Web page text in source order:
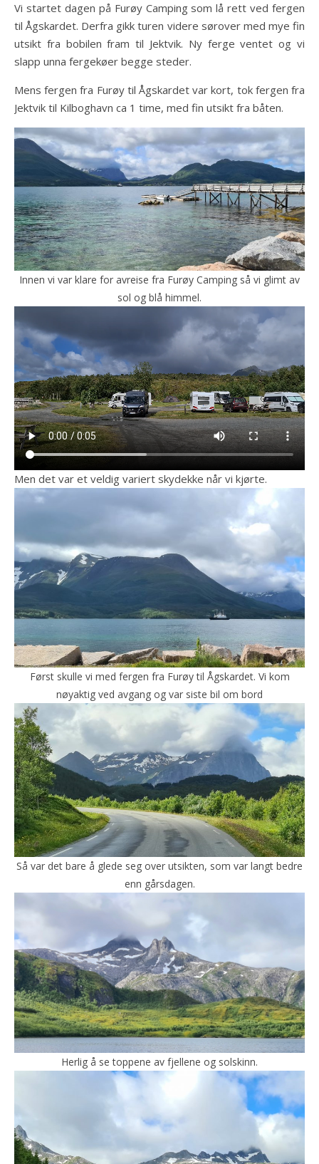
Vi startet dagen på Furøy Camping som lå rett ved fergen
til Ågskardet. Derfra gikk turen videre sørover med mye fin
utsikt fra bobilen fram til Jektvik. Ny ferge ventet og vi
slapp unna fergekøer begge steder.
Mens fergen fra Furøy til Ågskardet var kort, tok fergen fra
Jektvik til Kilboghavn ca 1 time, med fin utsikt fra båten.
Innen vi var klare for avreise fra Furøy Camping så vi glimt av
sol og blå himmel.
Men det var et veldig variert skydekke når vi kjørte.
Først skulle vi med fergen fra Furøy til Ågskardet. Vi kom
nøyaktig ved avgang og var siste bil om bord
Så var det bare å glede seg over utsikten, som var langt bedre
enn gårsdagen.
Herlig å se toppene av fjellene og solskinn.